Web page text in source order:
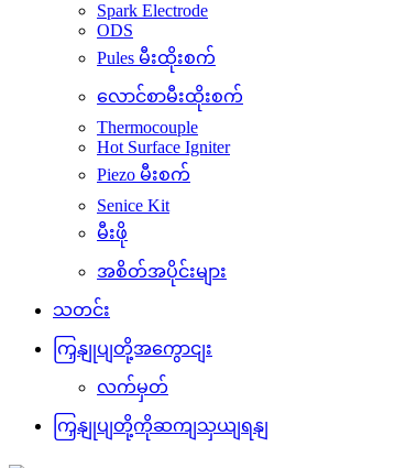
Spark Electrode
ODS
Pules မီးထိုးစက်
လောင်စာမီးထိုးစက်
Thermocouple
Hot Surface Igniter
Piezo မီးစက်
Senice Kit
မီးဖို
အစိတ်အပိုင်းများ
သတင်း
ကြှနျုပျတို့အကွောငျး
လက်မှတ်
ကြှနျုပျတို့ကိုဆကျသှယျရနျ